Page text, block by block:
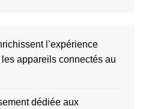
l’expérience
appareils connectés au
dédiée aux